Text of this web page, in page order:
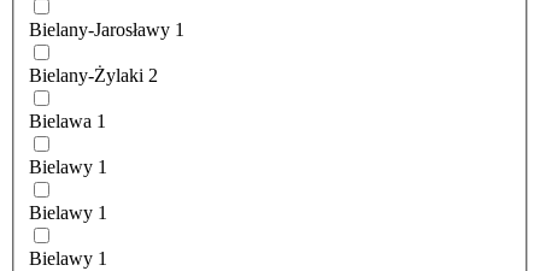
Bielany-Jarosławy 1
Bielany-Żylaki 2
Bielawa 1
Bielawy 1
Bielawy 1
Bielawy 1